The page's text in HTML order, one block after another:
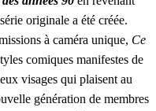
originale a été créée.
à caméra unique, Ce
comiques manifestes de
visages qui plaisent au
génération de membres